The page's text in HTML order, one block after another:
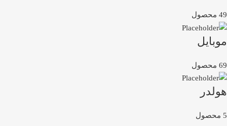
49 محصول
موبایل
69 محصول
هولدر
5 محصول